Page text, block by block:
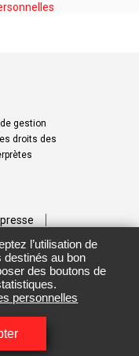
gestion
droits des
Créditsl’utilisation de
destinés au bon
des boutons de
personnelles